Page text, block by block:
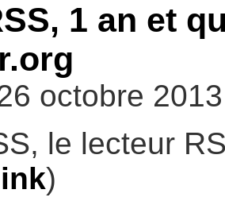
1 an et
octobre
le lecteur
)